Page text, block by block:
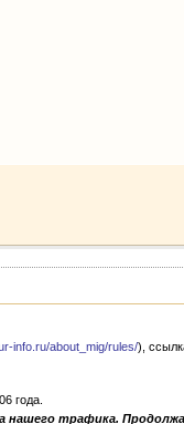
info.ru/about_mig/rules/),
года.
трафика.